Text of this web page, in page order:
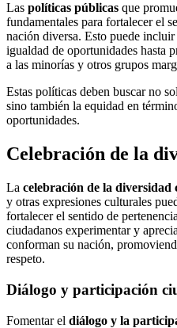
Las políticas públicas que
fundamentales para fortalecer el
nación diversa. Esto puede
igualdad de oportunidades hasta
a las minorías y otros grupos
Estas políticas deben buscar no
sino también la equidad en
oportunidades.
Celebración de la
La celebración de la diversidad
y otras expresiones culturales
fortalecer el sentido de
ciudadanos experimentar y
conforman su nación,
respeto.
Diálogo y participación
Fomentar el diálogo y la